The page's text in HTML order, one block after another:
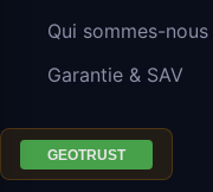
Qui sommes-nous
Garantie & SAV